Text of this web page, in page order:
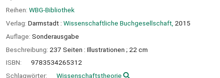
Reihen: WBG-Bibliothek
Verlag: Darmstadt : Wissenschaftliche Buchgesellschaft, 2015
Auflage: Sonderausgabe
Beschreibung: 237 Seiten : Illustrationen ; 22 cm
ISBN:
9783534265312
Schlagwörter:
Wissenschaftstheorie